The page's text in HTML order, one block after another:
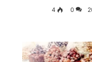
0
4